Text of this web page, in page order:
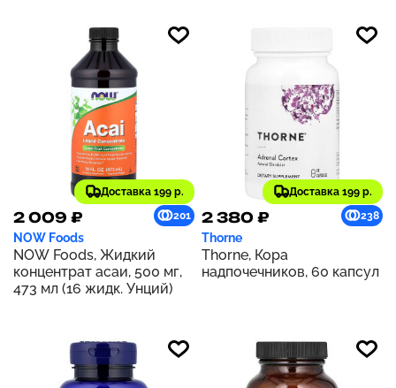
Доставка 199 р.
2 009 ₽ 201
NOW Foods
NOW Foods, Жидкий
концентрат асаи, 500 мг,
473 мл (16 жидк. Унций)
Доставка 199 р.
2 380 ₽ 238
Thorne
Thorne, Кора
надпочечников, 60 капсул